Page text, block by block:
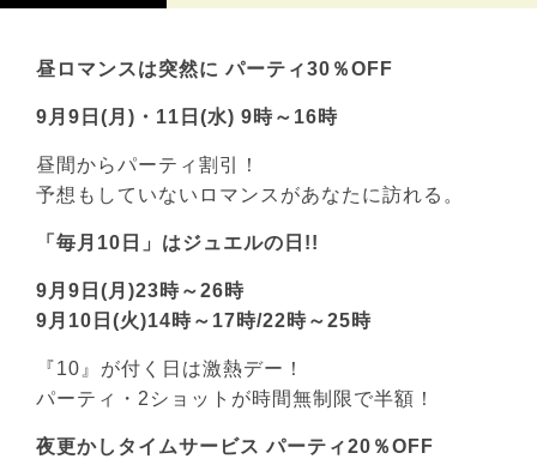
昼ロマンスは突然に パーティ30％OFF
9月9日(月)・11日(水) 9時～16時
昼間からパーティ割引！
予想もしていないロマンスがあなたに訪れる。
「毎月10日」はジュエルの日!!
9月9日(月)23時～26時
9月10日(火)14時～17時/22時～25時
『10』が付く日は激熱デー！
パーティ・2ショットが時間無制限で半額！
夜更かしタイムサービス パーティ20％OFF